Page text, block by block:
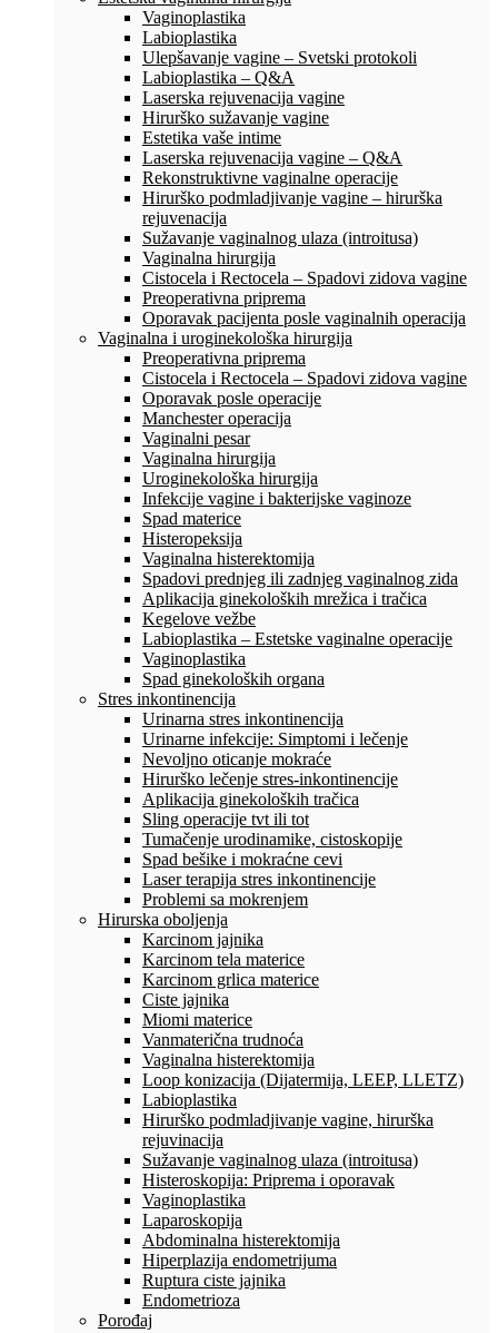
Vaginoplastika
Labioplastika
Ulepšavanje vagine – Svetski protokoli
Labioplastika – Q&A
Laserska rejuvenacija vagine
Hirurško sužavanje vagine
Estetika vaše intime
Laserska rejuvenacija vagine – Q&A
Rekonstruktivne vaginalne operacije
Hirurško podmladjivanje vagine – hirurška
rejuvenacija
Sužavanje vaginalnog ulaza (introitusa)
Vaginalna hirurgija
Cistocela i Rectocela – Spadovi zidova vagine
Preoperativna priprema
Oporavak pacijenta posle vaginalnih operacija
Vaginalna i uroginekološka hirurgija
Preoperativna priprema
Cistocela i Rectocela – Spadovi zidova vagine
Oporavak posle operacije
Manchester operacija
Vaginalni pesar
Vaginalna hirurgija
Uroginekološka hirurgija
Infekcije vagine i bakterijske vaginoze
Spad materice
Histeropeksija
Vaginalna histerektomija
Spadovi prednjeg ili zadnjeg vaginalnog zida
Aplikacija ginekoloških mrežica i tračica
Kegelove vežbe
Labioplastika – Estetske vaginalne operacije
Vaginoplastika
Spad ginekoloških organa
Stres inkontinencija
Urinarna stres inkontinencija
Urinarne infekcije: Simptomi i lečenje
Nevoljno oticanje mokraće
Hirurško lečenje stres-inkontinencije
Aplikacija ginekoloških tračica
Sling operacije tvt ili tot
Tumačenje urodinamike, cistoskopije
Spad bešike i mokraćne cevi
Laser terapija stres inkontinencije
Problemi sa mokrenjem
Hirurska oboljenja
Karcinom jajnika
Karcinom tela materice
Karcinom grlica materice
Ciste jajnika
Miomi materice
Vanmaterična trudnoća
Vaginalna histerektomija
Loop konizacija (Dijatermija, LEEP, LLETZ)
Labioplastika
Hirurško podmladjivanje vagine, hirurška
rejuvinacija
Sužavanje vaginalnog ulaza (introitusa)
Histeroskopija: Priprema i oporavak
Vaginoplastika
Laparoskopija
Abdominalna histerektomija
Hiperplazija endometrijuma
Ruptura ciste jajnika
Endometrioza
Porođaj